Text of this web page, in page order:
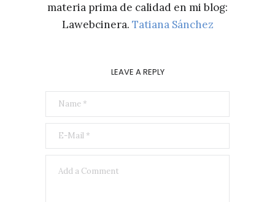
materia prima de calidad en mi blog:
Lawebcinera. Tatiana Sánchez
LEAVE A REPLY